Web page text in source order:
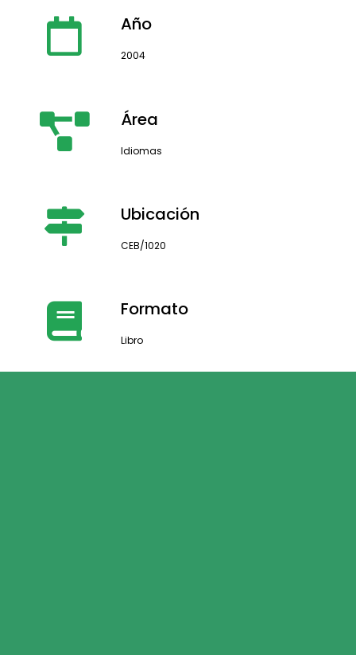
Año
2004
Área
Idiomas
Ubicación
CEB/1020
Formato
Libro